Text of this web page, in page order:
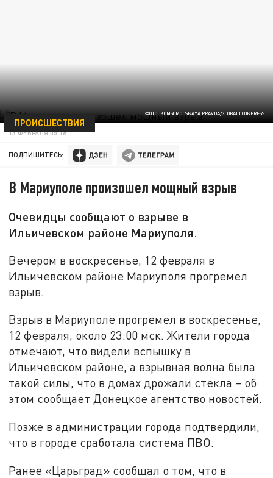
ФОТО: KOMSOMOLSKAYA PRAVDA/GLOBALLOOKPRESS
ПРОИСШЕСТВИЯ
13 ФЕВРАЛЯ 05:18
ПОДПИШИТЕСЬ:
В Мариуполе произошел мощный взрыв
Очевидцы сообщают о взрыве в
Ильичевском районе Мариуполя.
Вечером в воскресенье, 12 февраля в
Ильичевском районе Мариуполя прогремел
взрыв.
Взрыв в Мариуполе прогремел в воскресенье,
12 февраля, около 23:00 мск. Жители города
отмечают, что видели вспышку в
Ильичевском районе, а взрывная волна была
такой силы, что в домах дрожали стекла – об
этом сообщает Донецкое агентство новостей.
Позже в администрации города подтвердили,
что в городе сработала система ПВО.
Ранее «Царьград» сообщал о том, что в